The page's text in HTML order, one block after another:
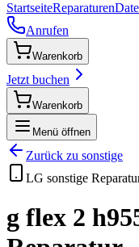
StartseiteReparaturen
Anrufen
Warenkorb
Jetzt buchen
Warenkorb
Menü öffnen
Zurück zu sonstige
LG sonstige
g flex 2